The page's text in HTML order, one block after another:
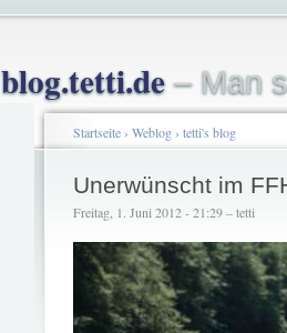
blog.tetti.de– Man
Startseite› Weblog› tetti's blog
Unerwünscht im
Freitag, 1. Juni 2012 - 21:29 – tetti